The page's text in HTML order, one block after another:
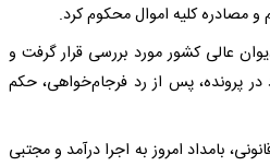
و مصادره کلیه اموال محکوم کرد.
عالی کشور مورد بررسی قرار گرفت و
پرونده، پس از رد فرجام‌خواهی، حکم
بامداد امروز به اجرا درآمد و مجتبی